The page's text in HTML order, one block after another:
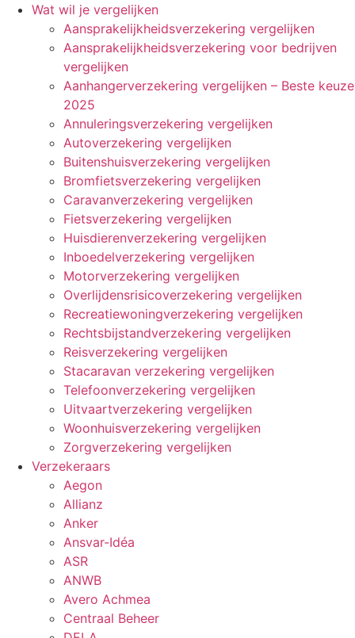
Wat wil je vergelijken
Aansprakelijkheidsverzekering vergelijken
Aansprakelijkheidsverzekering voor bedrijven
vergelijken
Aanhangerverzekering vergelijken – Beste keuze
2025
Annuleringsverzekering vergelijken
Autoverzekering vergelijken
Buitenshuisverzekering vergelijken
Bromfietsverzekering vergelijken
Caravanverzekering vergelijken
Fietsverzekering vergelijken
Huisdierenverzekering vergelijken
Inboedelverzekering vergelijken
Motorverzekering vergelijken
Overlijdensrisicoverzekering vergelijken
Recreatiewoningverzekering vergelijken
Rechtsbijstandverzekering vergelijken
Reisverzekering vergelijken
Stacaravan verzekering vergelijken
Telefoonverzekering vergelijken
Uitvaartverzekering vergelijken
Woonhuisverzekering vergelijken
Zorgverzekering vergelijken
Verzekeraars
Aegon
Allianz
Anker
Ansvar-Idéa
ASR
ANWB
Avero Achmea
Centraal Beheer